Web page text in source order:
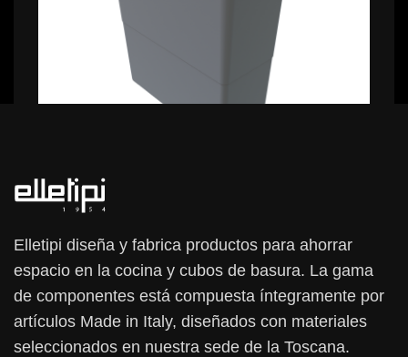
Elletipi diseña y fabrica productos para ahorrar
espacio en la cocina y cubos de basura. La gama
de componentes está compuesta íntegramente por
artículos Made in Italy, diseñados con materiales
seleccionados en nuestra sede de la Toscana.